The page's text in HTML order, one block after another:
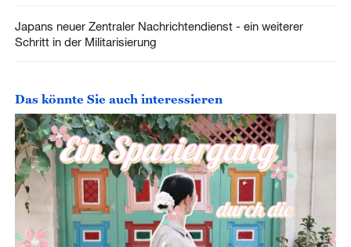
Japans neuer Zentraler Nachrichtendienst - ein weiterer
Schritt in der Militarisierung
Das könnte Sie auch interessieren